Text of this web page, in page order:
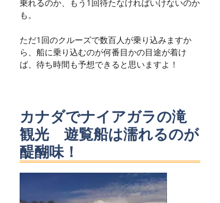
乗れるのか、もう1回待たなければいけないのか
も。
ただ1回のクルーズで数百人が乗り込みますか
ら、船に乗り込むのが何番目かの目途が着け
ば、待ち時間も予想できると思いますよ！
カナダでナイアガラの滝
観光 遊覧船は濡れるのが
醍醐味！